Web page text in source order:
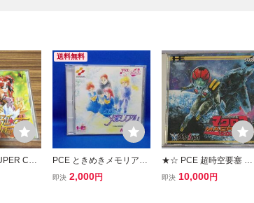
CD-
NECア
送料無料
PCE ときめきメモリアル
KONAMI 1994年 PCエン
即決 2,000円
★☆ PCE 超時空要塞 マ
クロス 2036 帯付き PCエ
即決 10,000円